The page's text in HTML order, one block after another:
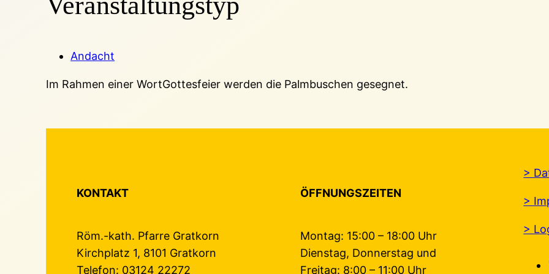
Andacht
Im Rahmen einer WortGottesfeier werden die Palmbuschen gesegnet.
KONTAKT
Röm.-kath. Pfarre Gratkorn
Kirchplatz 1, 8101 Gratkorn
Telefon: 03124 22272
ÖFFNUNGSZEITEN
Montag: 15:00 – 18:00 Uhr
Dienstag, Donnerstag und
Freitag: 8:00 – 11:00 Uhr
>
>
>